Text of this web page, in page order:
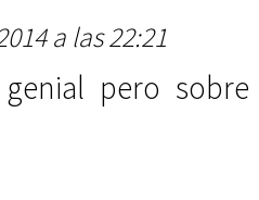
a las 22:21
pero